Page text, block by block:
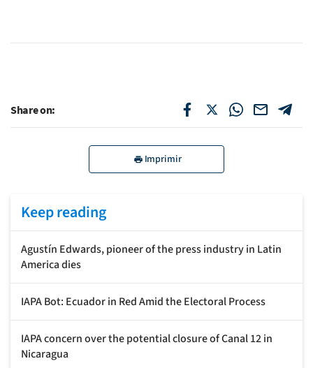
Share on:
Imprimir
Keep reading
Agustín Edwards, pioneer of the press industry in Latin
America dies
IAPA Bot: Ecuador in Red Amid the Electoral Process
IAPA concern over the potential closure of Canal 12 in
Nicaragua